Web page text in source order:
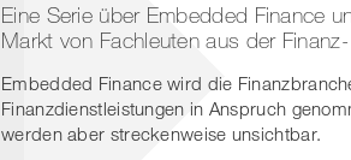
Eine Serie über Embedded Finance
Markt von Fachleuten aus der
Embedded Finance wird die
Finanzdienstleistungen in Anspruch
werden aber streckenweise unsichtbar.